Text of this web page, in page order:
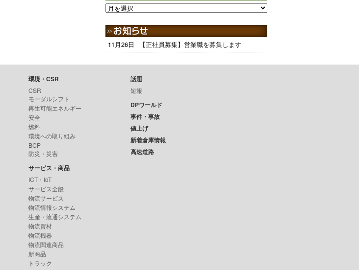
11月26日 【正社員募集】営業職を募集します
環境・CSR
CSR
モーダルシフト
再生可能エネルギー
安全
燃料
環境への取り組み
BCP
防災・災害
サービス・商品
ICT・IoT
サービス全般
物流サービス
物流情報システム
生産・流通システム
物流資材
物流機器
物流関連商品
新商品
トラック
話題
短報
DPワールド
事件・事故
値上げ
新着倉庫情報
高速道路